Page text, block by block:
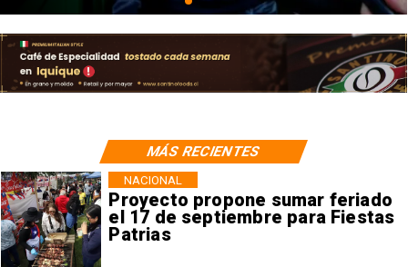
Proyecto propone sumar feriado
el 17 de septiembre para Fiestas
Patrias
NACIONAL
MÁS RECIENTES